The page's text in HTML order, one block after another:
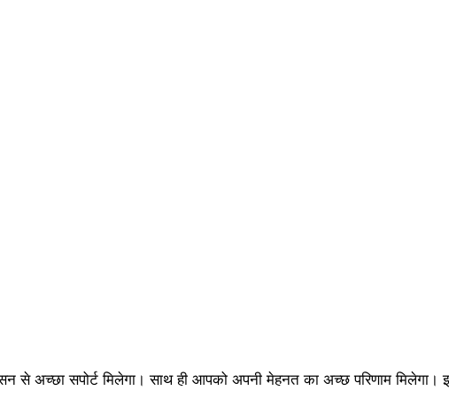
से अच्छा सपोर्ट मिलेगा। साथ ही आपको अपनी मेहनत का अच्छ परिणाम